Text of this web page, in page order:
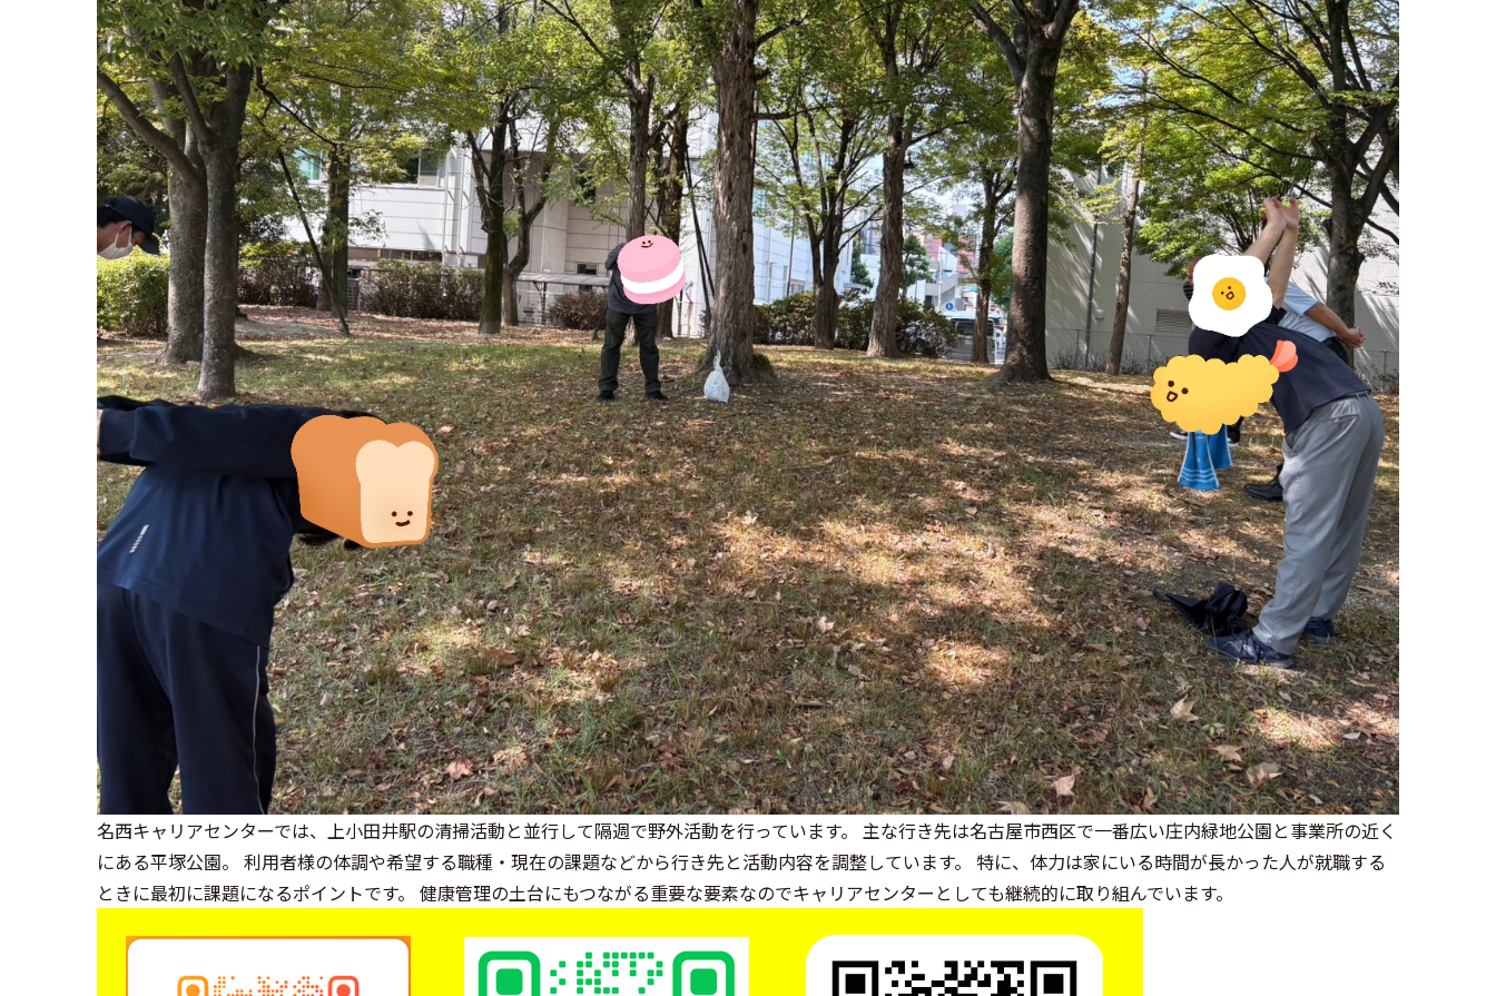
名西キャリアセンターでは、上小田井駅の清掃活動と並行して隔週で野外活動を行っています。 主な行き先は名古屋市西区で一番広い庄内緑地公園と事業所の近く
にある平塚公園。 利用者様の体調や希望する職種・現在の課題などから行き先と活動内容を調整しています。 特に、体力は家にいる時間が長かった人が就職する
ときに最初に課題になるポイントです。 健康管理の土台にもつながる重要な要素なのでキャリアセンターとしても継続的に取り組んでいます。